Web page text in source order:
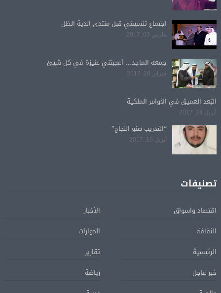
اجتماع تنسيقي قبل منتدى اندية الظل
مارس 03, 2017
جمعه الماجد… أعجبتني عنيزة في كل شيئ
فبراير 28, 2017
البُعد العميق في الأوامر الملكية
أبريل 24, 2017
“التدريب صنو النجاح”
أبريل 16, 2017
تصنيفات
اقتصاد واسواق
الأخبار
الثقافة
الحوارات
الرئيسية
تقارير
خبر عاجل
رياضة